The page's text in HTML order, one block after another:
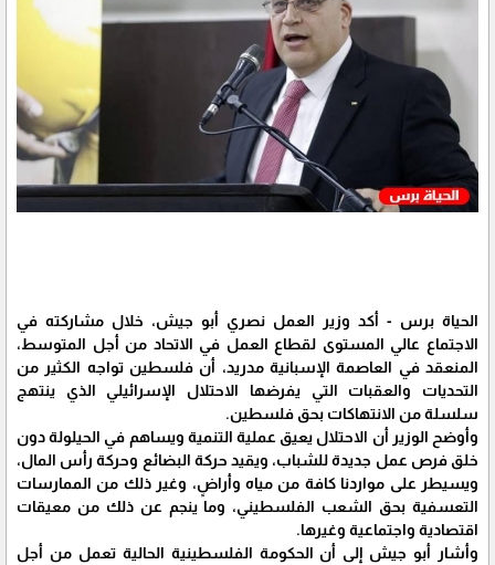
الحياة برس - أكد وزير العمل نصري أبو جيش، خلال مشاركته في
الاجتماع عالي المستوى لقطاع العمل في الاتحاد من أجل المتوسط،
المنعقد في العاصمة الإسبانية مدريد، أن فلسطين تواجه الكثير من
التحديات والعقبات التي يفرضها الاحتلال الإسرائيلي الذي ينتهج
سلسلة من الانتهاكات بحق فلسطين.
وأوضح الوزير أن الاحتلال يعيق عملية التنمية ويساهم في الحيلولة دون
خلق فرص عمل جديدة للشباب، ويقيد حركة البضائع وحركة رأس المال،
ويسيطر على مواردنا كافة من مياه وأراضٍ، وغير ذلك من الممارسات
التعسفية بحق الشعب الفلسطيني، وما ينجم عن ذلك من معيقات
اقتصادية واجتماعية وغيرها.
وأشار أبو جيش إلى أن الحكومة الفلسطينية الحالية تعمل من أجل